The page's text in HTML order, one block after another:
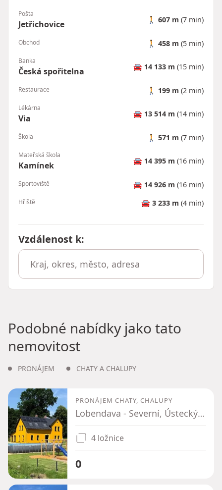
Pošta
Jetřichovice 🚶 607 m (7 min)
Obchod 🚶 458 m (5 min)
Banka
Česká spořitelna 🚘 14 133 m (15 min)
Restaurace 🚶 199 m (2 min)
Lékárna
Via 🚘 13 514 m (14 min)
Škola 🚶 571 m (7 min)
Mateřská škola
Kamínek 🚘 14 395 m (16 min)
Sportoviště 🚘 14 926 m (16 min)
Hřiště 🚘 3 233 m (4 min)
Vzdálenost k:
Podobné nabídky jako tato
nemovitost
PRONÁJEM CHATY A CHALUPY
PRONÁJEM CHATY, CHALUPY
Lobendava - Severní, Ústecký kraj
4 ložnice
0